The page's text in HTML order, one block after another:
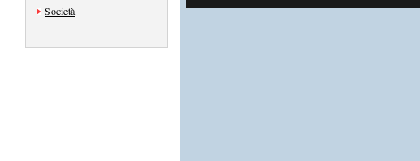
Società